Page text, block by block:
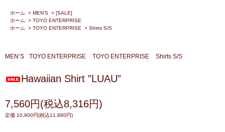
ホーム > MEN’S > [SALE]
ホーム
> TOYO ENTERPRISE
ホーム
> TOYO ENTERPRISE > Shirts S/S
MEN’S TOYO ENTERPRISE TOYO ENTERPRISE Shirts S/S
Hawaiian Shirt ”LUAU”
7,560円(税込8,316円)
定価 10,800円(税込11,880円)